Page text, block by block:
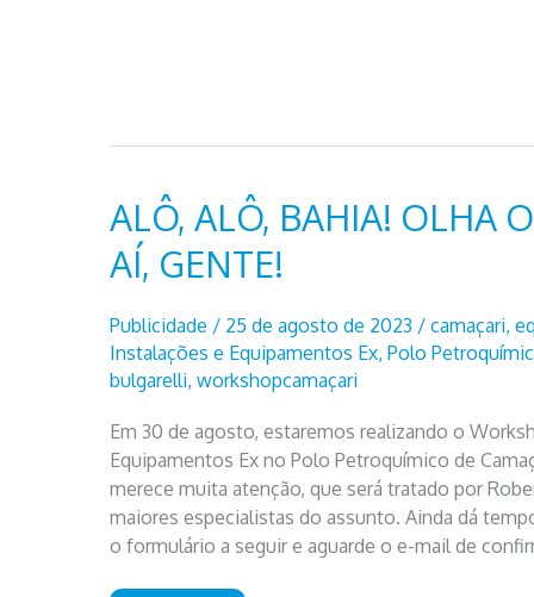
ALÔ, ALÔ, BAHIA! OLHA
AÍ, GENTE!
Publicidade / 25 de agosto de 2023 / camaçari,
Instalações e Equipamentos Ex, Polo
bulgarelli, workshopcamaçari
Em 30 de agosto, estaremos realizando o
Equipamentos Ex no Polo Petroquímico de
merece muita atenção, que será tratado por
maiores especialistas do assunto. Ainda dá
o formulário a seguir e aguarde o e-mail de